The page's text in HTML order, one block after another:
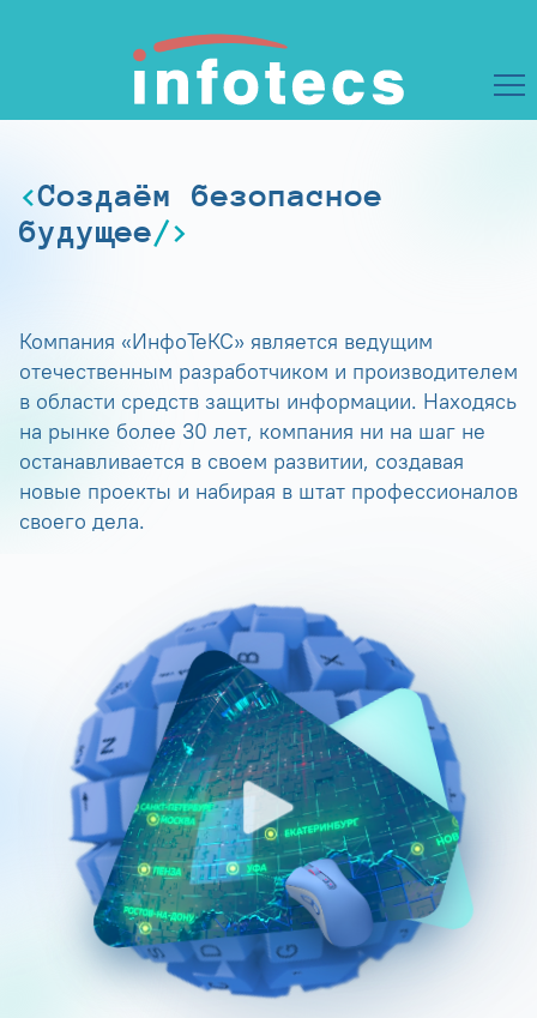
Создаём безопасное
будущее
Компания «ИнфоТеКС» является ведущим
отечественным разработчиком и производителем
в области средств защиты информации. Находясь
на рынке более 30 лет, компания ни на шаг не
останавливается в своем развитии, создавая
новые проекты и набирая в штат профессионалов
своего дела.